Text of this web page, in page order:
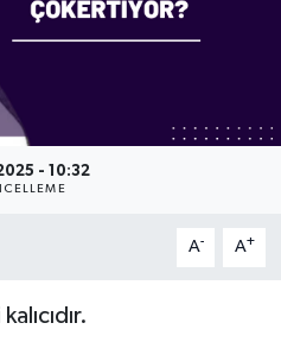
- 10:32
A- A+